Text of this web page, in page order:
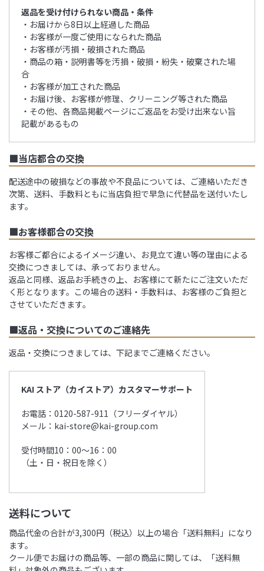
返品を受け付けられない商品・条件
・お届けから8日以上経過した商品
・お客様が一度ご使用になられた商品
・お客様が汚損・破損された商品
・商品の箱・説明書等を汚損・破損・紛失・破棄された場
合
・お客様が加工された商品
・お届け後、お客様が修理、クリーニング等された商品
・その他、各商品掲載ページにご返品をお受け出来ない旨
記載があるもの
■当店都合の交換
配送途中の破損などの事故や不良品については、ご連絡いただき
次第、送料、手数料ともに当店負担で早急に代替品を送付いたし
ます。
■お客様都合の交換
お客様ご都合によるイメージ違い、お見立て違い等の理由による
交換につきましては、承っておりません。
返品と同様、返品お手続きの上、お客様にて新たにご注文いただ
く形となります。この場合の送料・手数料は、お客様のご負担と
させていただきます。
■返品・交換についてのご連絡先
返品・交換につきましては、下記までご連絡ください。
KAI ストア（カイストア）カスタマーサポート
お電話：0120-587-911（フリーダイヤル）
メール：kai-store@kai-group.com
受付時間10：00～16：00
（土・日・祝日を除く）
送料について
商品代金の合計が3,300円（税込）以上の場合「送料無料」になり
ます。
クール便でお届けの商品等、一部の商品に関しては、「送料無